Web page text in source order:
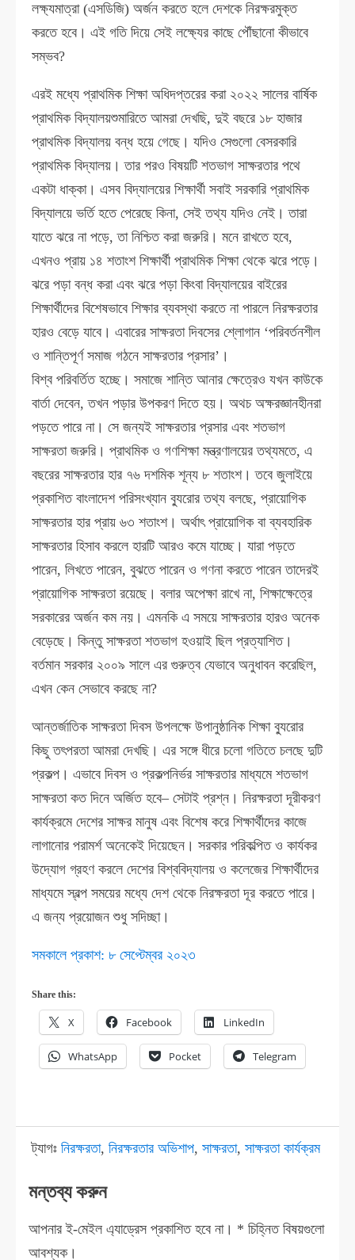
লক্ষ্যমাত্রা (এসডিজি) অর্জন করতে হলে দেশকে নিরক্ষরমুক্ত
করতে হবে। এই গতি দিয়ে সেই লক্ষ্যের কাছে পৌঁছানো কীভাবে
সম্ভব?
এরই মধ্যে প্রাথমিক শিক্ষা অধিদপ্তরের করা ২০২২ সালের বার্ষিক
প্রাথমিক বিদ্যালয়শুমারিতে আমরা দেখছি, দুই বছরে ১৮ হাজার
প্রাথমিক বিদ্যালয় বন্ধ হয়ে গেছে। যদিও সেগুলো বেসরকারি
প্রাথমিক বিদ্যালয়। তার পরও বিষয়টি শতভাগ সাক্ষরতার পথে
একটা ধাক্কা। এসব বিদ্যালয়ের শিক্ষার্থী সবাই সরকারি প্রাথমিক
বিদ্যালয়ে ভর্তি হতে পেরেছে কিনা, সেই তথ্য যদিও নেই। তারা
যাতে ঝরে না পড়ে, তা নিশ্চিত করা জরুরি। মনে রাখতে হবে,
এখনও প্রায় ১৪ শতাংশ শিক্ষার্থী প্রাথমিক শিক্ষা থেকে ঝরে পড়ে।
ঝরে পড়া বন্ধ করা এবং ঝরে পড়া কিংবা বিদ্যালয়ের বাইরের
শিক্ষার্থীদের বিশেষভাবে শিক্ষার ব্যবস্থা করতে না পারলে নিরক্ষরতার
হারও বেড়ে যাবে। এবারের সাক্ষরতা দিবসের শ্লোগান ‘পরিবর্তনশীল
ও শান্তিপূর্ণ সমাজ গঠনে সাক্ষরতার প্রসার’।
বিশ্ব পরিবর্তিত হচ্ছে। সমাজে শান্তি আনার ক্ষেত্রেও যখন কাউকে
বার্তা দেবেন, তখন পড়ার উপকরণ দিতে হয়। অথচ অক্ষরজ্ঞানহীনরা
পড়তে পারে না। সে জন্যই সাক্ষরতার প্রসার এবং শতভাগ
সাক্ষরতা জরুরি। প্রাথমিক ও গণশিক্ষা মন্ত্রণালয়ের তথ্যমতে, এ
বছরের সাক্ষরতার হার ৭৬ দশমিক শূন্য ৮ শতাংশ। তবে জুলাইয়ে
প্রকাশিত বাংলাদেশ পরিসংখ্যান ব্যুরোর তথ্য বলছে, প্রায়োগিক
সাক্ষরতার হার প্রায় ৬৩ শতাংশ। অর্থাৎ প্রায়োগিক বা ব্যবহারিক
সাক্ষরতার হিসাব করলে হারটি আরও কমে যাচ্ছে। যারা পড়তে
পারেন, লিখতে পারেন, বুঝতে পারেন ও গণনা করতে পারেন তাদেরই
প্রায়োগিক সাক্ষরতা রয়েছে। বলার অপেক্ষা রাখে না, শিক্ষাক্ষেত্রে
সরকারের অর্জন কম নয়। এমনকি এ সময়ে সাক্ষরতার হারও অনেক
বেড়েছে। কিন্তু সাক্ষরতা শতভাগ হওয়াই ছিল প্রত্যাশিত।
বর্তমান সরকার ২০০৯ সালে এর গুরুত্ব যেভাবে অনুধাবন করেছিল,
এখন কেন সেভাবে করছে না?
আন্তর্জাতিক সাক্ষরতা দিবস উপলক্ষে উপানুষ্ঠানিক শিক্ষা ব্যুরোর
কিছু তৎপরতা আমরা দেখছি। এর সঙ্গে ধীরে চলো গতিতে চলছে দুটি
প্রকল্প। এভাবে দিবস ও প্রকল্পনির্ভর সাক্ষরতার মাধ্যমে শতভাগ
সাক্ষরতা কত দিনে অর্জিত হবে– সেটাই প্রশ্ন। নিরক্ষরতা দূরীকরণ
কার্যক্রমে দেশের সাক্ষর মানুষ এবং বিশেষ করে শিক্ষার্থীদের কাজে
লাগানোর পরামর্শ অনেকেই দিয়েছেন। সরকার পরিকল্পিত ও কার্যকর
উদ্যোগ গ্রহণ করলে দেশের বিশ্ববিদ্যালয় ও কলেজের শিক্ষার্থীদের
মাধ্যমে স্বল্প সময়ের মধ্যে দেশ থেকে নিরক্ষরতা দূর করতে পারে।
এ জন্য প্রয়োজন শুধু সদিচ্ছা।
সমকালে প্রকাশ: ৮ সেপ্টেম্বর ২০২৩
Share this:
X Facebook LinkedIn
WhatsApp Pocket Telegram
ট্যাগঃনিরক্ষরতা,নিরক্ষরতার অভিশাপ,সাক্ষরতা,সাক্ষরতা কার্যক্রম
মন্তব্য করুন
আপনার ই-মেইল এ্যাড্রেস প্রকাশিত হবে না। * চিহ্নিত বিষয়গুলো
আবশ্যক।